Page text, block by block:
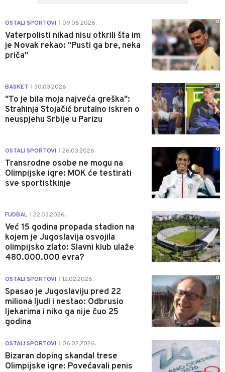
OSTALI SPORTOVI 09.05.2026.
Vaterpolisti nikad nisu otkrili šta im
je Novak rekao: "Pusti ga bre, neka
priča"
0
BASKET 30.03.2026.
"To je bila moja najveća greška":
Strahinja Stojačić brutalno iskren o
neuspjehu Srbije u Parizu
0
OSTALI SPORTOVI 26.03.2026.
Transrodne osobe ne mogu na
Olimpijske igre: MOK će testirati
sve sportistkinje
0
FUDBAL 22.03.2026.
Već 15 godina propada stadion na
kojem je Jugoslavija osvojila
olimpijsko zlato: Slavni klub ulaže
480.000.000 evra?
0
OSTALI SPORTOVI 12.02.2026.
Spasao je Jugoslaviju pred 22
miliona ljudi i nestao: Odbrusio
ljekarima i niko ga nije čuo 25
godina
0
OSTALI SPORTOVI 06.02.2026.
Bizaran doping skandal trese
Olimpijske igre: Povećavali penis
1